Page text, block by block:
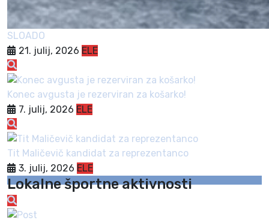
SLOADO
21. julij, 2026 ELE
Konec avgusta je rezerviran za košarko!
7. julij, 2026 ELE
Tit Maličevič kandidat za reprezentanco
3. julij, 2026 ELE
Lokalne športne aktivnosti